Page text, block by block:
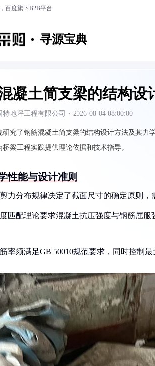
百度旗下B2B平台
寻源宝典
凝土简支梁的结构设
特地坪工程有限公司 · 2026-08-04 08:00:00
研究了钢筋混凝土简支梁的结构设计方法及其力
桥梁工程实践提供理论依据和技术指导。
性能与设计准则
力分布规律决定了截面尺寸的确定原则
匹配理论要求混凝土抗压强度与钢筋屈
率须满足GB 50010规范要求，同时控制